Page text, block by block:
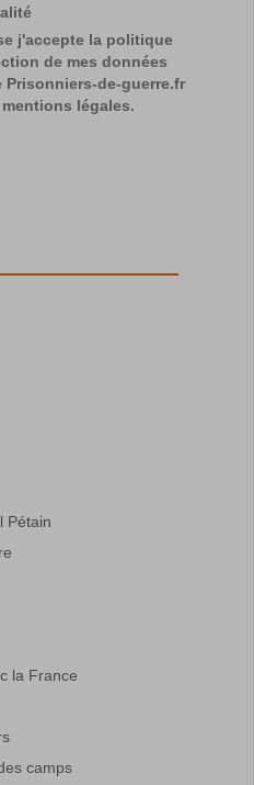
j'accepte la politique
de mes données
de-guerre.fr
légales.
Pétain
la France
camps